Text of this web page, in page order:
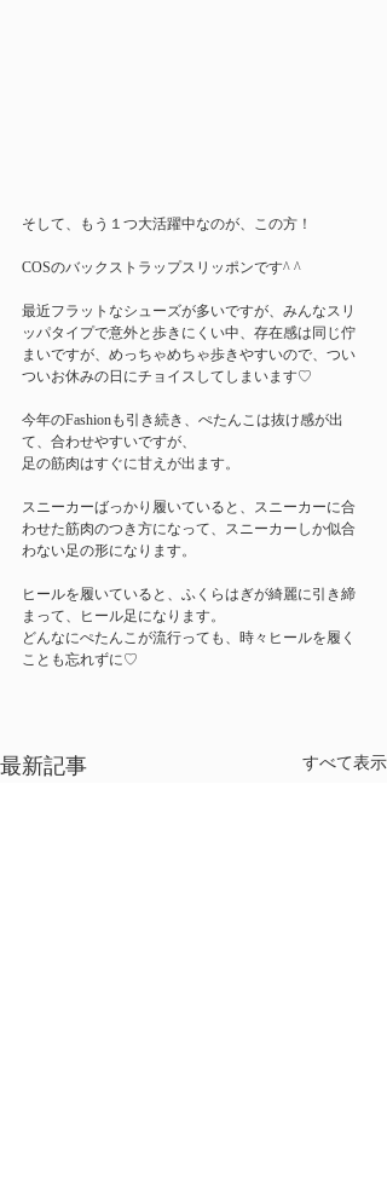
そして、もう１つ大活躍中なのが、この方！
COSのバックストラップスリッポンです^ ^
最近フラットなシューズが多いですが、みんなスリ
ッパタイプで意外と歩きにくい中、存在感は同じ佇
まいですが、めっちゃめちゃ歩きやすいので、つい
ついお休みの日にチョイスしてしまいます♡
今年のFashionも引き続き、ぺたんこは抜け感が出
て、合わせやすいですが、
足の筋肉はすぐに甘えが出ます。
スニーカーばっかり履いていると、スニーカーに合
わせた筋肉のつき方になって、スニーカーしか似合
わない足の形になります。
ヒールを履いていると、ふくらはぎが綺麗に引き締
まって、ヒール足になります。
どんなにぺたんこが流行っても、時々ヒールを履く
ことも忘れずに♡
最新記事 すべて表示